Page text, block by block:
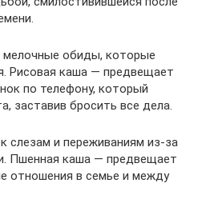
мелочные обиды, которые
Рисовая каша — предвещает
по телефону, который
заставив бросить все дела.
слезам и переживаниям из-за
Пшенная каша — предвещает
отношения в семье и между